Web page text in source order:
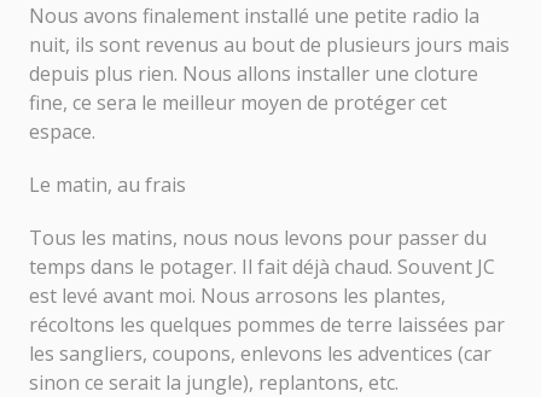
Nous avons finalement installé une petite radio la
nuit, ils sont revenus au bout de plusieurs jours mais
depuis plus rien. Nous allons installer une cloture
fine, ce sera le meilleur moyen de protéger cet
espace.
Le matin, au frais
Tous les matins, nous nous levons pour passer du
temps dans le potager. Il fait déjà chaud. Souvent JC
est levé avant moi. Nous arrosons les plantes,
récoltons les quelques pommes de terre laissées par
les sangliers, coupons, enlevons les adventices (car
sinon ce serait la jungle), replantons, etc.